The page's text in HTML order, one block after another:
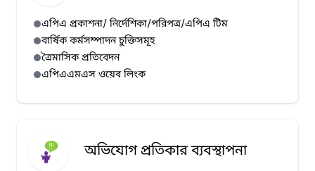
এপিএ প্রকাশনা/ নির্দেশিকা/পরিপত্র/এপিএ টিম
বার্ষিক কর্মসম্পাদন চুক্তিসমূহ
ত্রৈমাসিক প্রতিবেদন
এপিএএমএস ওয়েব লিংক
অভিযোগ প্রতিকার ব্যবস্থাপনা